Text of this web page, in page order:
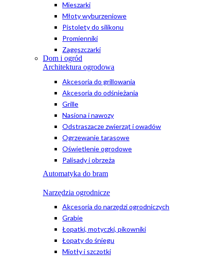
Mieszarki
Młoty wyburzeniowe
Pistolety do silikonu
Promienniki
Zagęszczarki
Dom i ogród
Architektura ogrodowa
Akcesoria do grillowania
Akcesoria do odśnieżania
Grille
Nasiona i nawozy
Odstraszacze zwierząt i owadów
Ogrzewanie tarasowe
Oświetlenie ogrodowe
Palisady i obrzeża
Automatyka do bram
Narzędzia ogrodnicze
Akcesoria do narzędzi ogrodniczych
Grabie
Łopatki, motyczki, pikowniki
Łopaty do śniegu
Miotły i szczotki